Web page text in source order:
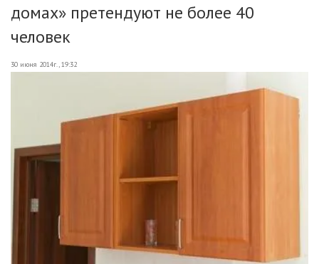
домах» претендуют не более 40
человек
30 июня 2014г., 19:32